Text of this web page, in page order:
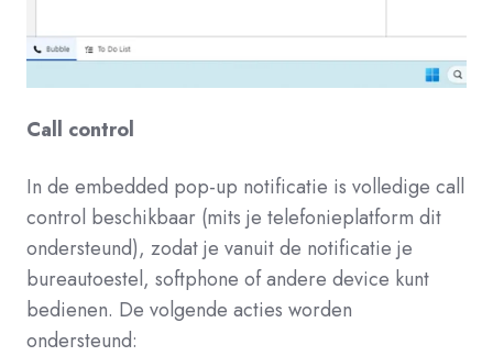
Call control
In de embedded pop-up notificatie is volledige call
control beschikbaar (mits je telefonieplatform dit
ondersteund), zodat je vanuit de notificatie je
bureautoestel, softphone of andere device kunt
bedienen. De volgende acties worden
ondersteund: